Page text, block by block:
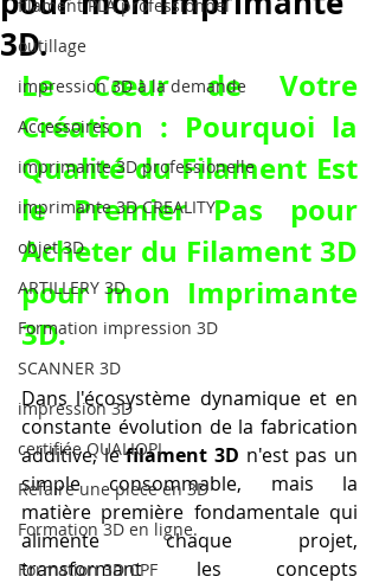
filament PLA professionnel
outillage
impression 3D à la demande
Accessoires
imprimante 3D professionelle
imprimante 3D CREALITY
objet 3D
ARTILLERY 3D
Formation impression 3D
SCANNER 3D
impression 3D
certifiée QUALIOPI
Refaire une piece en 3D
Formation 3D en ligne.
Formation 3D CPF
3D.
Le Cœur de Votre
Création : Pourquoi la
Qualité du Filament Est
Acheter du Filament 3D
pour mon Imprimante
3D.
Dans l'écosystème dynamique et en
constante évolution de la fabrication
additive, le filament 3D n'est pas un
simple consommable, mais la
matière première fondamentale qui
alimente chaque projet,
transformant les concepts